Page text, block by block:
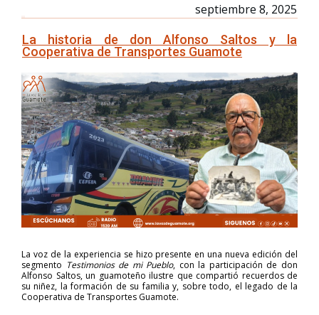
septiembre 8, 2025
La historia de don Alfonso Saltos y la
Cooperativa de Transportes Guamote
La voz de la experiencia se hizo presente en una nueva edición del
segmento Testimonios de mi Pueblo, con la participación de don
Alfonso Saltos, un guamoteño ilustre que compartió recuerdos de
su niñez, la formación de su familia y, sobre todo, el legado de la
Cooperativa de Transportes Guamote.